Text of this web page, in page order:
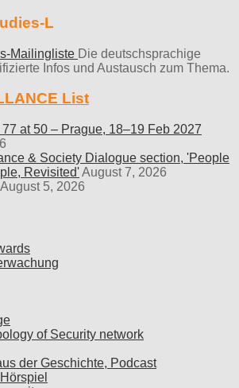
L
Mailingliste Die deutschsprachige
Infos und Austausch zum Thema.
List
at 50 – Prague, 18–19 Feb 2027
& Society Dialogue section, 'People
Revisited'August 7, 2026
August 5, 2026
of Security network
der Geschichte, Podcast